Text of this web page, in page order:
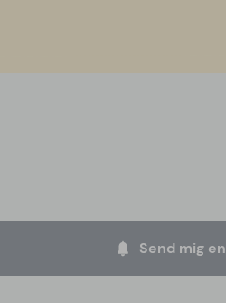
Send mig